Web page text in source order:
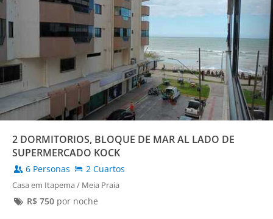
2 DORMITORIOS, BLOQUE DE MAR AL LADO DE
SUPERMERCADO KOCK
6 Personas 2 Cuartos
Casa em Itapema / Meia Praia
R$ 750por noche